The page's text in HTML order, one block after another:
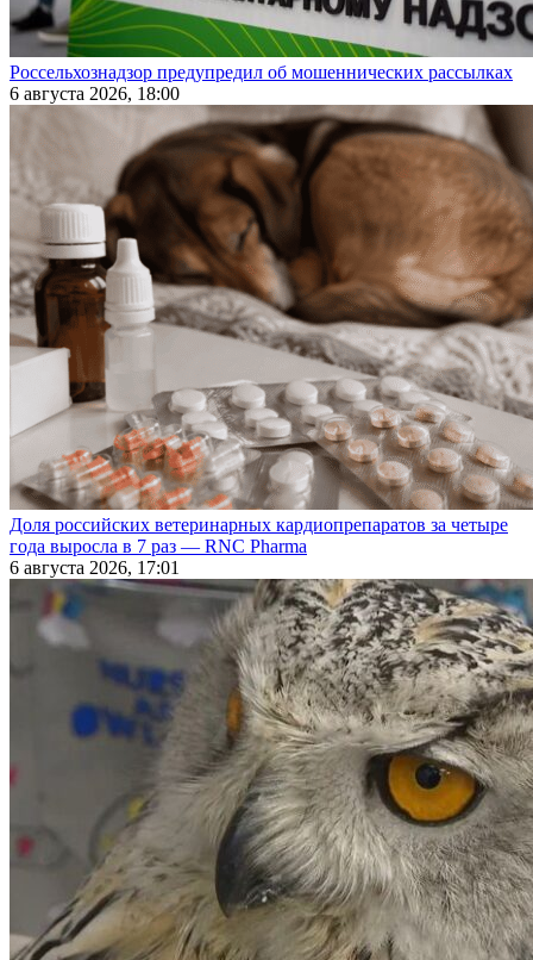
Россельхознадзор предупредил об мошеннических рассылках
6 августа 2026, 18:00
Доля российских ветеринарных кардиопрепаратов за четыре
года выросла в 7 раз — RNC Pharma
6 августа 2026, 17:01